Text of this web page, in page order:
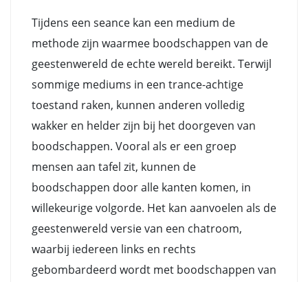
Tijdens een seance kan een medium de
methode zijn waarmee boodschappen van de
geestenwereld de echte wereld bereikt. Terwijl
sommige mediums in een trance-achtige
toestand raken, kunnen anderen volledig
wakker en helder zijn bij het doorgeven van
boodschappen. Vooral als er een groep
mensen aan tafel zit, kunnen de
boodschappen door alle kanten komen, in
willekeurige volgorde. Het kan aanvoelen als de
geestenwereld versie van een chatroom,
waarbij iedereen links en rechts
gebombardeerd wordt met boodschappen van